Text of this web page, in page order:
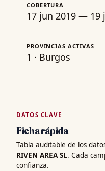
COBERTURA
17 jun 2019 — 19
PROVINCIAS ACTIVAS
1 · Burgos
DATOS CLAVE
Ficha rápida
Tabla auditable de los
RIVEN AREA SL. Cada
confianza.